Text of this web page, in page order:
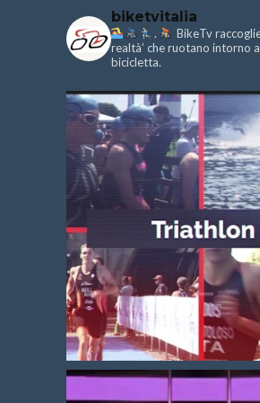
biketvitalia
.
BikeTv
realtà’ che ruotano intorno
bicicletta.